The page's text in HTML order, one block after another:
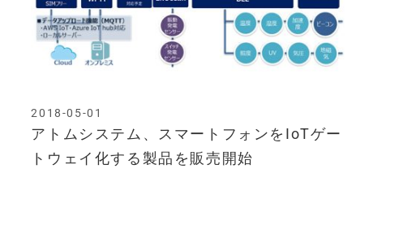
アトムシステム、スマートフォンをIoTゲー
トウェイ化する製品を販売開始
2018-05-01